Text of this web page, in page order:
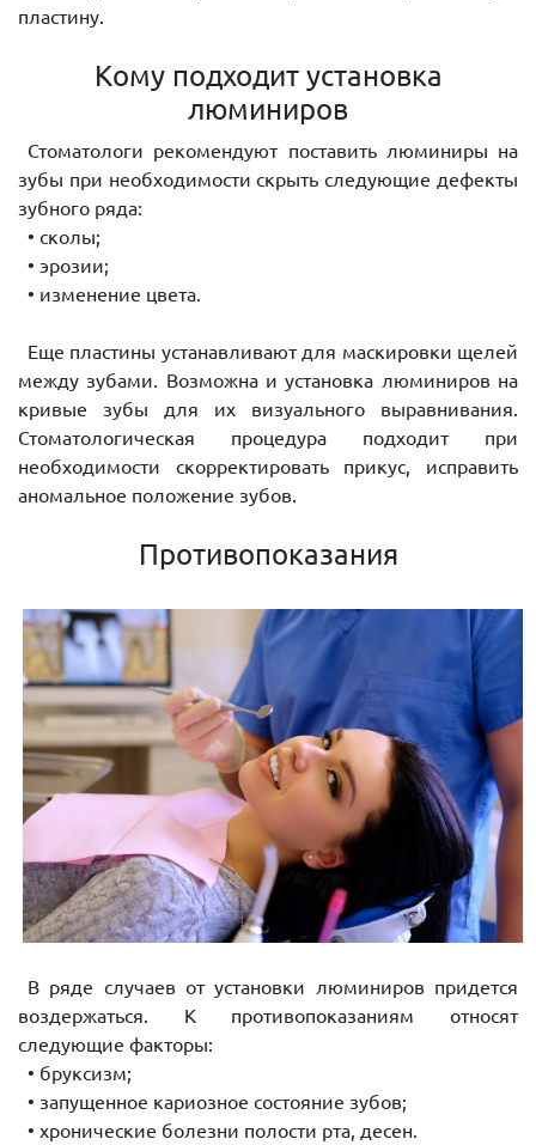
пластину.
Кому подходит установка
люминиров
Стоматологи рекомендуют поставить люминиры на
зубы при необходимости скрыть следующие дефекты
зубного ряда:
• сколы;
• эрозии;
• изменение цвета.
Еще пластины устанавливают для маскировки щелей
между зубами. Возможна и установка люминиров на
кривые зубы для их визуального выравнивания.
Стоматологическая процедура подходит при
необходимости скорректировать прикус, исправить
аномальное положение зубов.
Противопоказания
В ряде случаев от установки люминиров придется
воздержаться. К противопоказаниям относят
следующие факторы:
• бруксизм;
• запущенное кариозное состояние зубов;
• хронические болезни полости рта, десен.